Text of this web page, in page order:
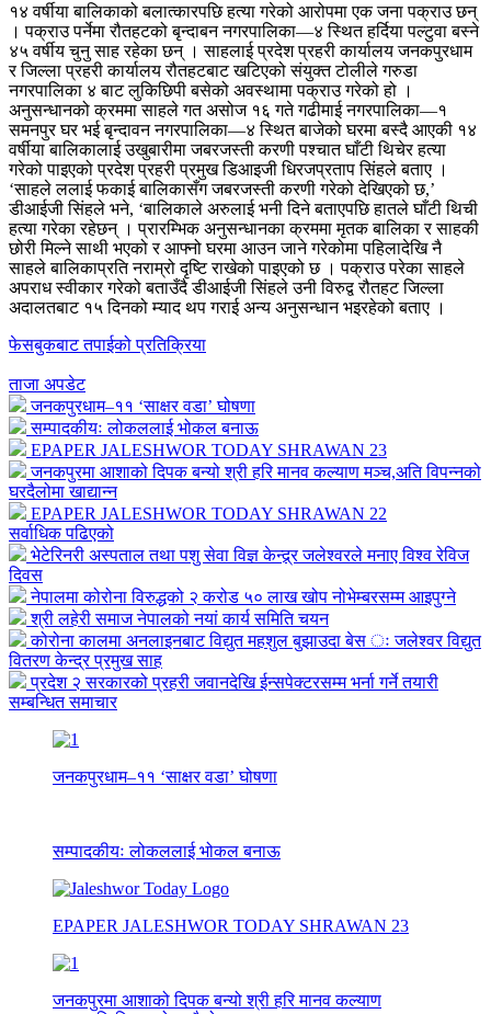
१४ वर्षीया बालिकाको बलात्कारपछि हत्या गरेको आरोपमा एक जना पक्राउ छन्
। पक्राउ पर्नेमा रौतहटको बृन्दाबन नगरपालिका—४ स्थित हर्दिया पल्टुवा बस्ने
४५ वर्षीय चुनु साह रहेका छन् । साहलाई प्रदेश प्रहरी कार्यालय जनकपुरधाम
र जिल्ला प्रहरी कार्यालय रौतहटबाट खटिएको संयुक्त टोलीले गरुडा
नगरपालिका ४ बाट लुकिछिपी बसेको अवस्थामा पक्राउ गरेको हो ।
अनुसन्धानको क्रममा साहले गत असोज १६ गते गढीमाई नगरपालिका—१
समनपुर घर भई बृन्दावन नगरपालिका—४ स्थित बाजेको घरमा बस्दै आएकी १४
वर्षीया बालिकालाई उखुबारीमा जबरजस्ती करणी पश्चात घाँटी थिचेर हत्या
गरेको पाइएको प्रदेश प्रहरी प्रमुख डिआइजी धिरजप्रताप सिंहले बताए ।
‘साहले ललाई फकाई बालिकासँग जबरजस्ती करणी गरेको देखिएको छ,’
डीआईजी सिंहले भने, ‘बालिकाले अरुलाई भनी दिने बताएपछि हातले घाँटी थिची
हत्या गरेका रहेछन् । प्रारम्भिक अनुसन्धानका क्रममा मृतक बालिका र साहकी
छोरी मिल्ने साथी भएको र आफ्नो घरमा आउन जाने गरेकोमा पहिलादेखि नै
साहले बालिकाप्रति नराम्रो दृष्टि राखेको पाइएको छ । पक्राउ परेका साहले
अपराध स्वीकार गरेको बताउँदै डीआईजी सिंहले उनी विरुद्व रौतहट जिल्ला
अदालतबाट १५ दिनको म्याद थप गराई अन्य अनुसन्धान भइरहेको बताए ।
फेसबुकबाट तपाईको प्रतिक्रिया
ताजा अपडेट
जनकपुरधाम–११ ‘साक्षर वडा’ घोषणा
सम्पादकीयः लोकललाई भोकल बनाऊ
EPAPER JALESHWOR TODAY SHRAWAN 23
जनकपुरमा आशाको दिपक बन्यो श्री हरि मानव कल्याण मञ्च,अति विपन्नको
घरदैलोमा खाद्यान्न
EPAPER JALESHWOR TODAY SHRAWAN 22
सर्वाधिक पढिएको
भेटेरिनरी अस्पताल तथा पशु सेवा विज्ञ केन्द्र्र जलेश्वरले मनाए विश्व रेविज
दिवस
नेपालमा कोरोना विरुद्धको २ करोड ५० लाख खोप नोभेम्बरसम्म आइपुग्ने
श्री लहेरी समाज नेपालको नयां कार्य समिति चयन
कोरोना कालमा अनलाइनबाट विद्युत महशुल बुझाउदा बेस ः जलेश्वर विद्युत
वितरण केन्द्र प्रमुख साह
प्रदेश २ सरकारको प्रहरी जवानदेखि ईन्सपेक्टरसम्म भर्ना गर्ने तयारी
सम्बन्धित समाचार
जनकपुरधाम–११ ‘साक्षर वडा’ घोषणा
सम्पादकीयः लोकललाई भोकल बनाऊ
EPAPER JALESHWOR TODAY SHRAWAN 23
जनकपुरमा आशाको दिपक बन्यो श्री हरि मानव कल्याण